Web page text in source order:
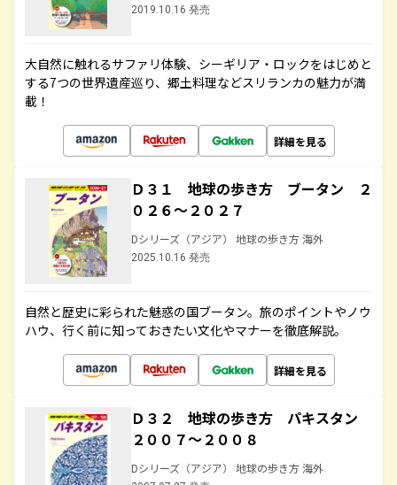
2019.10.16 発売
大自然に触れるサファリ体験、シーギリア・ロックをはじめと
する7つの世界遺産巡り、郷土料理などスリランカの魅力が満
載！
詳細を見る
Ｄ３１ 地球の歩き方 ブータン ２
０２６～２０２７
Dシリーズ（アジア） 地球の歩き方 海外
2025.10.16 発売
自然と歴史に彩られた魅惑の国ブータン。旅のポイントやノウ
ハウ、行く前に知っておきたい文化やマナーを徹底解説。
詳細を見る
Ｄ３２ 地球の歩き方 パキスタン
２００７～２００８
Dシリーズ（アジア） 地球の歩き方 海外